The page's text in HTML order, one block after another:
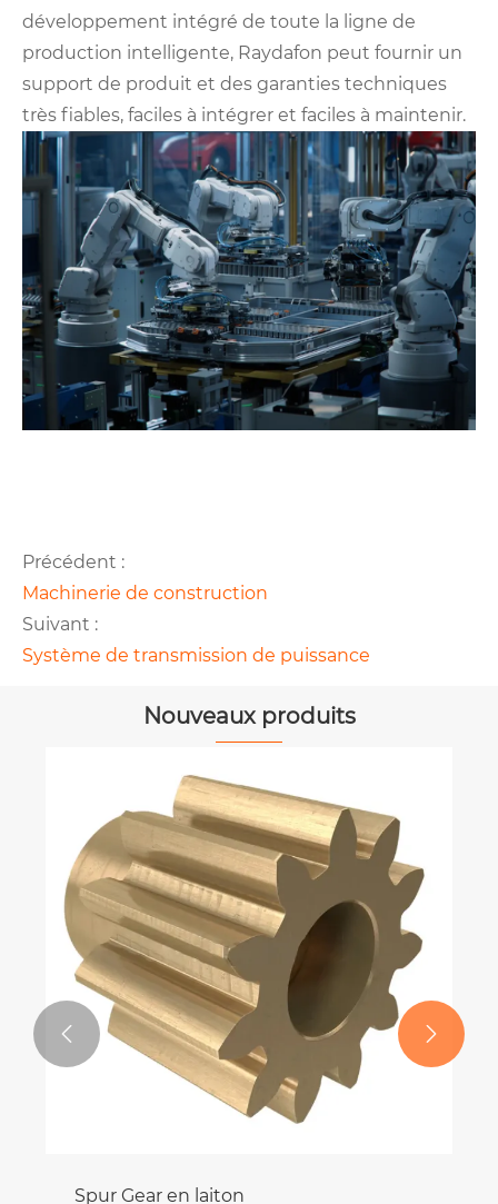
développement intégré de toute la ligne de
production intelligente, Raydafon peut fournir un
support de produit et des garanties techniques
très fiables, faciles à intégrer et faciles à maintenir.
Précédent :
Machinerie de construction
Suivant :
Système de transmission de puissance
Nouveaux produits
Spur Gear en laiton
 